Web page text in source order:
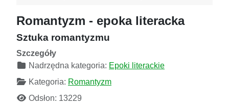
Romantyzm - epoka literacka
Sztuka romantyzmu
Szczegóły
Nadrzędna kategoria: Epoki literackie
Kategoria: Romantyzm
Odsłon: 13229